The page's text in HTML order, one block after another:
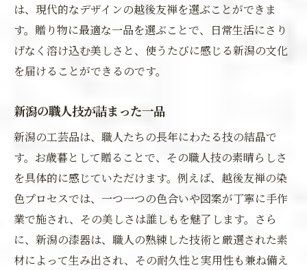
は、現代的なデザインの越後友禅を選ぶことができま
す。贈り物に最適な一品を選ぶことで、日常生活にさり
げなく溶け込む美しさと、使うたびに感じる新潟の文化
を届けることができるのです。
新潟の職人技が詰まった一品
新潟の工芸品は、職人たちの長年にわたる技の結晶で
す。お歳暮として贈ることで、その職人技の素晴らしさ
を具体的に感じていただけます。例えば、越後友禅の染
色プロセスでは、一つ一つの色合いや図案が丁寧に手作
業で施され、その美しさは誰しもを魅了します。さら
に、新潟の漆器は、職人の熟練した技術と厳選された素
材によって生み出され、その耐久性と実用性も兼ね備え